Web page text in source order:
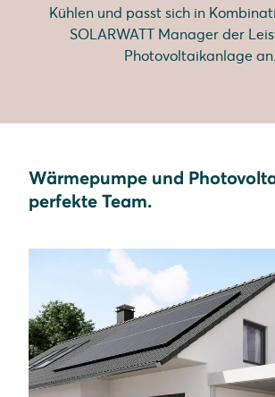
Kühlen und passt sich in
SOLARWATT Manager der
Photovoltaikanlage an.
Wärmepumpe und
perfekte Team.